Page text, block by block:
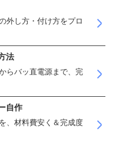
外し方・付け方をプロ
法
らバッ直電源まで、完
自作
、材料費安く＆完成度